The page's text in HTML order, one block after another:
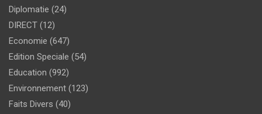
Diplomatie (24)
DIRECT (12)
Economie (647)
Edition Speciale (54)
Education (992)
Environnement (123)
Faits Divers (40)